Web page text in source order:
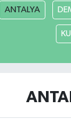
ANTALYA